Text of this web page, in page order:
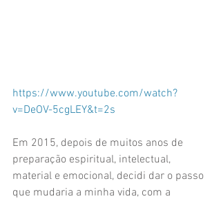
https://www.youtube.com/watch?
v=DeOV-5cgLEY&t=2s
Em 2015, depois de muitos anos de
preparação espiritual, intelectual,
material e emocional, decidi dar o passo
que mudaria a minha vida, com a